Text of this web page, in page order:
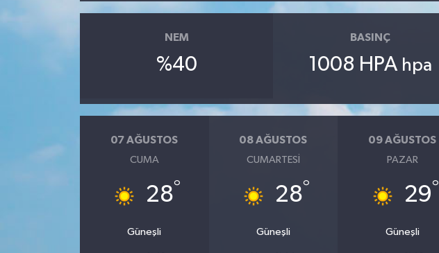
NEM
%40
BASINÇ
1008 HPA hpa
07 AĞUSTOS
CUMA
28°
Güneşli
08 AĞUSTOS
CUMARTESI
28°
Güneşli
09 AĞUSTOS
PAZAR
29°
Güneşli